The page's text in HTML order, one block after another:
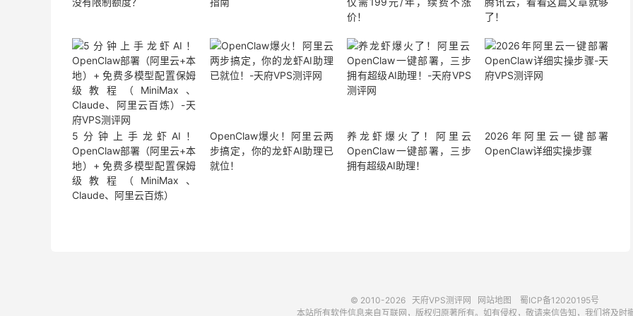
价！
了！
5分钟上手龙虾AI！
OpenClaw部署（阿里云+本
地）+ 免费多模型配置保姆
级教程（MiniMax、
Claude、阿里云百炼）
OpenClaw爆火！阿里云两
步搞定，你的龙虾AI助理已
就位！
养龙虾爆火了！阿里云
OpenClaw一键部署，三步
拥有超级AI助理！
2026年阿里云一键部署
OpenClaw详细实操步骤
© 2010-2026 天府VPS测评网 网站地图
蜀ICP备12020195号
本站所有软件信息来自互联网，版权归原著所有。如有侵权，敬请来信告知，我们将及时